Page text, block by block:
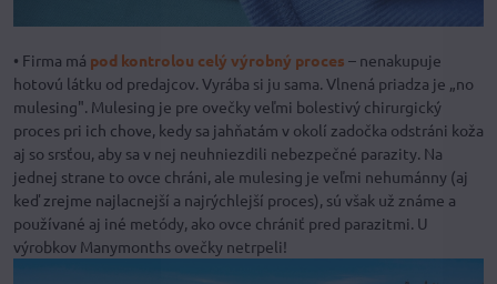
• Firma má pod kontrolou celý výrobný proces – nenakupuje
hotovú látku od predajcov. Vyrába si ju sama. Vlnená priadza je „no
mulesing". Mulesing je pre ovečky veľmi bolestivý chirurgický
proces pri ich chove, kedy sa jahňatám v okolí zadočka odstráni koža
aj so srsťou, aby sa v nej neuhniezdili nebezpečné parazity. Na
jednej strane to ovce chráni, ale mulesing je veľmi nehumánny (aj
keď zrejme najlacnejší a najrýchlejší proces), sú však už známe a
používané aj iné metódy, ako ovce chrániť pred parazitmi. U
výrobkov Manymonths ovečky netrpeli!